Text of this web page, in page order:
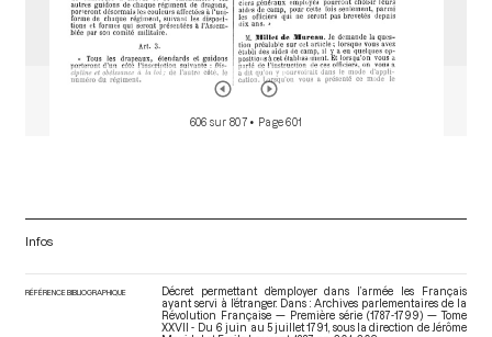
606 sur 807 • Page 601
Infos
RÉFÉRENCE BIBLIOGRAPHIQUE
Décret permettant d’employer dans l’armée les Français
ayant servi à l’étranger. Dans : Archives parlementaires de la
Révolution Française — Première série (1787-1799) — Tome
XXVII - Du 6 juin au 5 juillet 1791 , sous la direction de Jérôme